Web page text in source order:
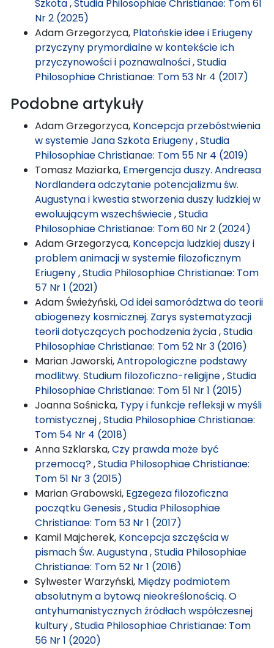
Szkota,Studia Philosophiae Christianae: Tom 61
Nr 2 (2025)
Adam Grzegorzyca, Platońskie idee i Eriugeny
przyczyny prymordialne w kontekście ich
przyczynowości i poznawalności,Studia
Philosophiae Christianae: Tom 53 Nr 4 (2017)
Podobne artykuły
Adam Grzegorzyca, Koncepcja przebóstwienia
w systemie Jana Szkota Eriugeny,Studia
Philosophiae Christianae: Tom 55 Nr 4 (2019)
Tomasz Maziarka, Emergencja duszy. Andreasa
Nordlandera odczytanie potencjalizmu św.
Augustyna i kwestia stworzenia duszy ludzkiej w
ewoluującym wszechświecie,Studia
Philosophiae Christianae: Tom 60 Nr 2 (2024)
Adam Grzegorzyca, Koncepcja ludzkiej duszy i
problem animacji w systemie filozoficznym
Eriugeny,Studia Philosophiae Christianae: Tom
57 Nr 1 (2021)
Adam Świeżyński,Od idei samorództwa do teorii
abiogenezy kosmicznej. Zarys systematyzacji
teorii dotyczących pochodzenia życia,Studia
Philosophiae Christianae: Tom 52 Nr 3 (2016)
Marian Jaworski,Antropologiczne podstawy
modlitwy. Studium filozoficzno-religijne,Studia
Philosophiae Christianae: Tom 51 Nr 1 (2015)
Joanna Sośnicka, Typy i funkcje refleksji w myśli
tomistycznej,Studia Philosophiae Christianae:
Tom 54 Nr 4 (2018)
Anna Szklarska,Czy prawda może być
przemocą?,Studia Philosophiae Christianae:
Tom 51 Nr 3 (2015)
Marian Grabowski, Egzegeza filozoficzna
początku Genesis,Studia Philosophiae
Christianae: Tom 53 Nr 1 (2017)
Kamil Majcherek, Koncepcja szczęścia w
pismach Św. Augustyna,Studia Philosophiae
Christianae: Tom 52 Nr 1 (2016)
Sylwester Warzyński, Między podmiotem
absolutnym a bytową nieokreślonością. O
antyhumanistycznych źródłach współczesnej
kultury,Studia Philosophiae Christianae: Tom
56 Nr 1 (2020)